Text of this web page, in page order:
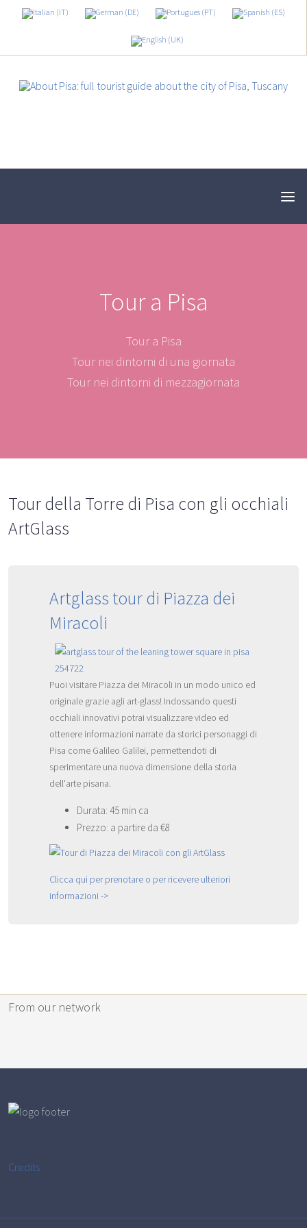
Tour a Pisa
Tour a Pisa
Tour nei dintorni di una giornata
Tour nei dintorni di mezzagiornata
Tour della Torre di Pisa con gli occhiali
ArtGlass
Artglass tour di Piazza dei
Miracoli
Puoi visitare Piazza dei Miracoli in un modo unico ed
originale grazie agli art-glass! Indossando questi
occhiali innovativi potrai visualizzare video ed
ottenere informazioni narrate da storici personaggi di
Pisa come Galileo Galilei, permettendoti di
sperimentare una nuova dimensione della storia
dell'arte pisana.
Durata: 45 min ca
Prezzo: a partire da €8
Clicca qui per prenotare o per ricevere ulteriori
informazioni ->
From our network
Credits